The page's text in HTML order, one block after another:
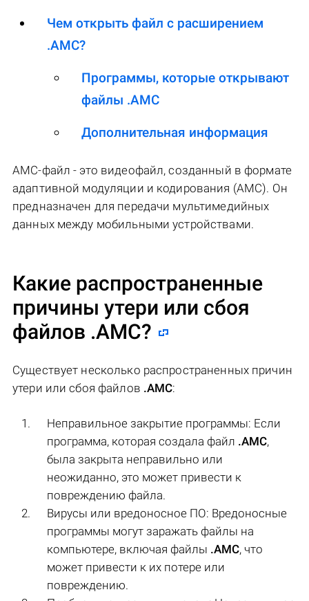
Чем открыть файл с расширением
.AMC?
Программы, которые открывают
файлы .AMC
Дополнительная информация
AMC-файл - это видеофайл, созданный в формате
адаптивной модуляции и кодирования (AMC). Он
предназначен для передачи мультимедийных
данных между мобильными устройствами.
Какие распространенные
причины утери или сбоя
файлов .AMC?
Существует несколько распространенных причин
утери или сбоя файлов .AMC:
Неправильное закрытие программы: Если
программа, которая создала файл .AMC,
была закрыта неправильно или
неожиданно, это может привести к
повреждению файла.
Вирусы или вредоносное ПО: Вредоносные
программы могут заражать файлы на
компьютере, включая файлы .AMC, что
может привести к их потере или
повреждению.